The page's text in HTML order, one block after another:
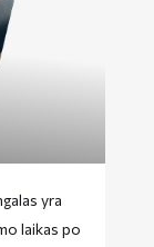
yra
laikas po